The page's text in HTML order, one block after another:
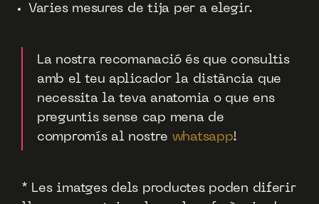
Varies mesures de tija per a elegir.
La nostra recomanació és que consultis
amb el teu aplicador la distància que
necessita la teva anatomia o que ens
preguntis sense cap mena de
compromís al nostre whatsapp!
* Les imatges dels productes poden diferir